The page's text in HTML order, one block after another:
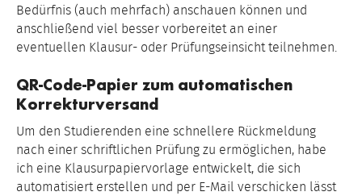
Bedürfnis (auch mehrfach) anschauen können und
anschließend viel besser vorbereitet an einer
eventuellen Klausur- oder Prüfungseinsicht teilnehmen.
QR-Code-Papier zum automatischen
Korrekturversand
Um den Studierenden eine schnellere Rückmeldung
nach einer schriftlichen Prüfung zu ermöglichen, habe
ich eine Klausurpapiervorlage entwickelt, die sich
automatisiert erstellen und per E-Mail verschicken lässt